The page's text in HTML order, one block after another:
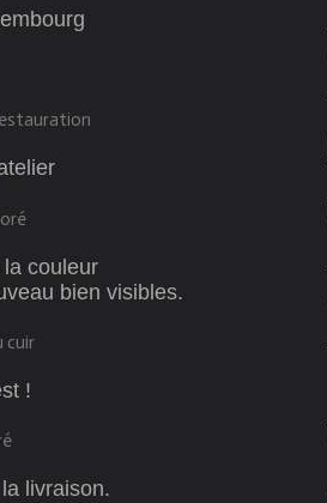
couleur
bien visibles.
!
livraison.